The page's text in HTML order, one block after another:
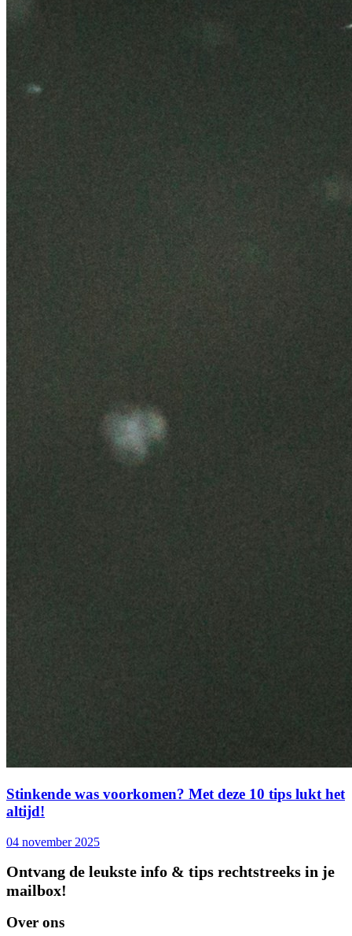
Stinkende was voorkomen? Met deze 10 tips lukt het
altijd!
04 november 2025
Ontvang de leukste info & tips rechtstreeks in je
mailbox!
Over ons